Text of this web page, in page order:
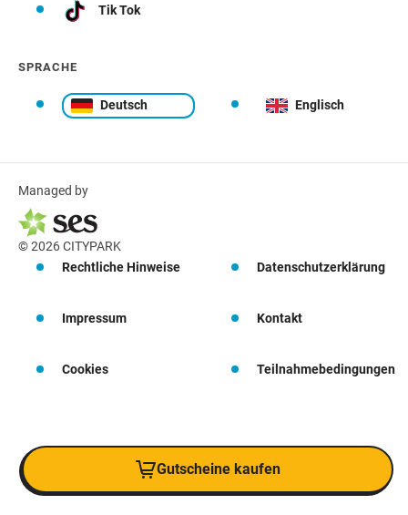
Tik Tok
SPRACHE
Deutsch Englisch
Managed by
© 2026 CITYPARK
Rechtliche Hinweise
Datenschutzerklärung
Impressum Kontakt
Cookies Teilnahmebedingungen
Gutscheine kaufen